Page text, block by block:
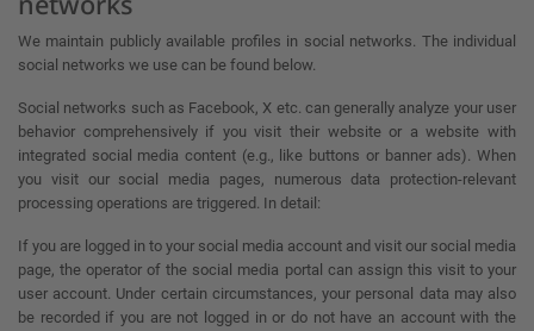
We maintain publicly available profiles in social networks. The individual
social networks we use can be found below.
Social networks such as Facebook, X etc. can generally analyze your user
behavior comprehensively if you visit their website or a website with
integrated social media content (e.g., like buttons or banner ads). When
you visit our social media pages, numerous data protection-relevant
processing operations are triggered. In detail:
If you are logged in to your social media account and visit our social media
page, the operator of the social media portal can assign this visit to your
user account. Under certain circumstances, your personal data may also
be recorded if you are not logged in or do not have an account with the